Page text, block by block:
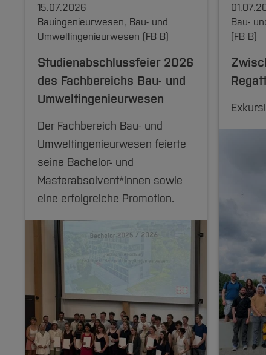
15.07.2026
Bauingenieurwesen, Bau- und
Umweltingenieurwesen (FB B)
Studienabschlussfeier 2026
des Fachbereichs Bau- und
Umweltingenieurwesen
Der Fachbereich Bau- und
Umweltingenieurwesen feierte
seine Bachelor- und
Masterabsolvent*innen sowie
eine erfolgreiche Promotion.
Bau-
(FB B)